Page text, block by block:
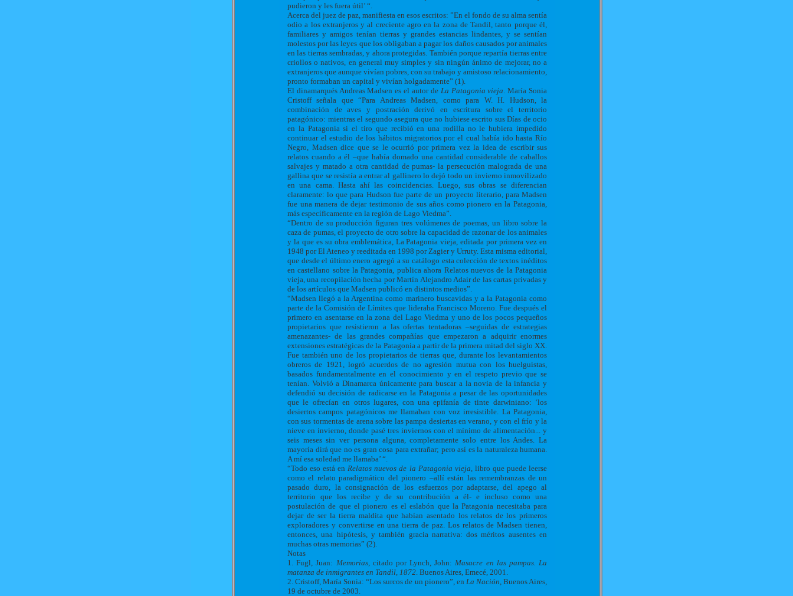
pudieron y les fuera útil’ “.
Acerca del juez de paz, manifiesta en esos escritos: ”En el fondo de su alma sentía
odio a los extranjeros y al creciente agro en la zona de Tandil, tanto porque él,
familiares y amigos tenían tierras y grandes estancias lindantes, y se sentían
molestos por las leyes que los obligaban a pagar los daños causados por animales
en las tierras sembradas, y ahora protegidas. También porque repartía tierras entre
criollos o nativos, en general muy simples y sin ningún ánimo de mejorar, no a
extranjeros que aunque vivían pobres, con su trabajo y amistoso relacionamiento,
pronto formaban un capital y vivían holgadamente” (1).
El dinamarqués Andreas Madsen es el autor de La Patagonia vieja. María Sonia
Cristoff señala que “Para Andreas Madsen, como para W. H. Hudson, la
combinación de aves y postración derivó en escritura sobre el territorio
patagónico: mientras el segundo asegura que no hubiese escrito sus Días de ocio
en la Patagonia si el tiro que recibió en una rodilla no le hubiera impedido
continuar el estudio de los hábitos migratorios por el cual había ido hasta Río
Negro, Madsen dice que se le ocurrió por primera vez la idea de escribir sus
relatos cuando a él –que había domado una cantidad considerable de caballos
salvajes y matado a otra cantidad de pumas- la persecución malograda de una
gallina que se resistía a entrar al gallinero lo dejó todo un invierno inmovilizado
en una cama. Hasta ahí las coincidencias. Luego, sus obras se diferencian
claramente: lo que para Hudson fue parte de un proyecto literario, para Madsen
fue una manera de dejar testimonio de sus años como pionero en la Patagonia,
más específicamente en la región de Lago Viedma”.
“Dentro de su producción figuran tres volúmenes de poemas, un libro sobre la
caza de pumas, el proyecto de otro sobre la capacidad de razonar de los animales
y la que es su obra emblemática, La Patagonia vieja, editada por primera vez en
1948 por El Ateneo y reeditada en 1998 por Zagier y Urruty. Esta misma editorial,
que desde el último enero agregó a su catálogo esta colección de textos inéditos
en castellano sobre la Patagonia, publica ahora Relatos nuevos de la Patagonia
vieja, una recopilación hecha por Martín Alejandro Adair de las cartas privadas y
de los artículos que Madsen publicó en distintos medios”.
“Madsen llegó a la Argentina como marinero buscavidas y a la Patagonia como
parte de la Comisión de Límites que lideraba Francisco Moreno. Fue después el
primero en asentarse en la zona del Lago Viedma y uno de los pocos pequeños
propietarios que resistieron a las ofertas tentadoras –seguidas de estrategias
amenazantes- de las grandes compañías que empezaron a adquirir enormes
extensiones estratégicas de la Patagonia a partir de la primera mitad del siglo XX.
Fue también uno de los propietarios de tierras que, durante los levantamientos
obreros de 1921, logró acuerdos de no agresión mutua con los huelguistas,
basados fundamentalmente en el conocimiento y en el respeto previo que se
tenían. Volvió a Dinamarca únicamente para buscar a la novia de la infancia y
defendió su decisión de radicarse en la Patagonia a pesar de las oportunidades
que le ofrecían en otros lugares, con una epifanía de tinte darwiniano: ‘los
desiertos campos patagónicos me llamaban con voz irresistible. La Patagonia,
con sus tormentas de arena sobre las pampa desiertas en verano, y con el frío y la
nieve en invierno, donde pasé tres inviernos con el mínimo de alimentación... y
seis meses sin ver persona alguna, completamente solo entre los Andes. La
mayoría dirá que no es gran cosa para extrañar; pero así es la naturaleza humana.
A mí esa soledad me llamaba’ “.
“Todo eso está enRelatos nuevos de la Patagonia vieja, libro que puede leerse
como el relato paradigmático del pionero –allí están las remembranzas de un
pasado duro, la consignación de los esfuerzos por adaptarse, del apego al
territorio que los recibe y de su contribución a él- e incluso como una
postulación de que el pionero es el eslabón que la Patagonia necesitaba para
dejar de ser la tierra maldita que habían asentado los relatos de los primeros
exploradores y convertirse en una tierra de paz. Los relatos de Madsen tienen,
entonces, una hipótesis, y también gracia narrativa: dos méritos ausentes en
muchas otras memorias” (2).
Notas
1. Fugl, Juan: Memorias, citado por Lynch, John:Masacre en las pampas. La
matanza de inmigrantes en Tandil, 1872. Buenos Aires, Emecé, 2001.
2. Cristoff, María Sonia: “Los surcos de un pionero”, en La Nación, Buenos Aires,
19 de octubre de 2003.